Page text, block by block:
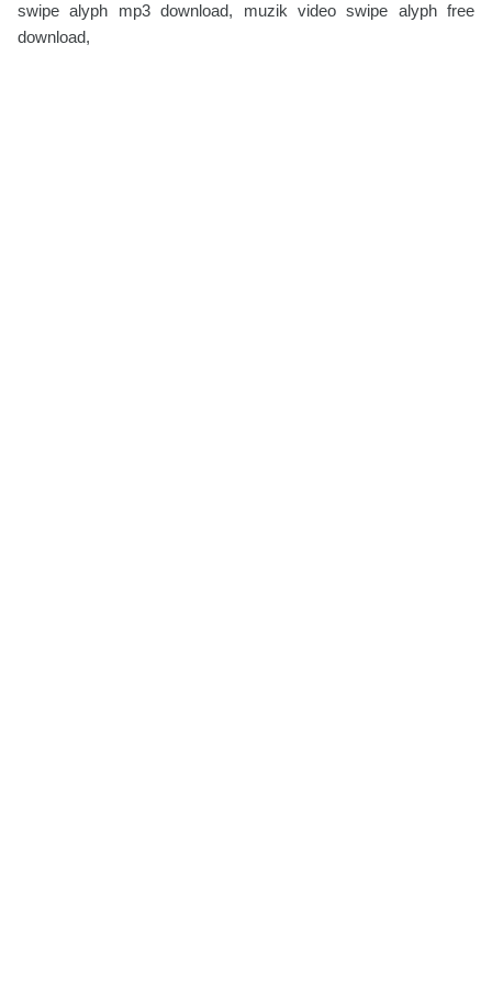
swipe alyph mp3 download, muzik video swipe alyph free
download,